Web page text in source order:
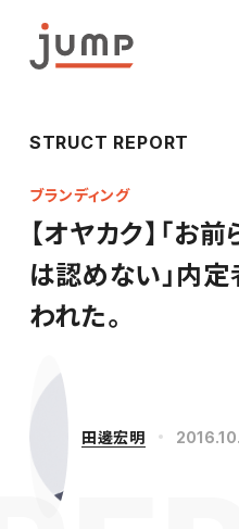
STRUCT REPORT
ブランディング
【オヤカク】「お
は認めない」内
われた。
田邊宏明